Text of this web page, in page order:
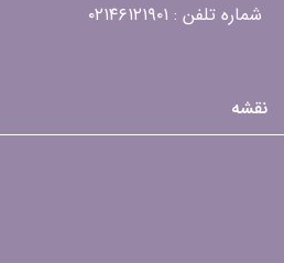
شماره تلفن : ۰۲۱۴۶۱۲۱۹۰۱
نقشه